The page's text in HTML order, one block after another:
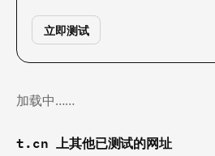
立即测试
加载中……
t.cn 上其他已测试的网址